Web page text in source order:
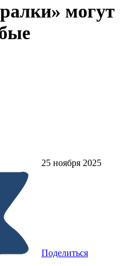
могут
25 ноября 2025
Поделиться